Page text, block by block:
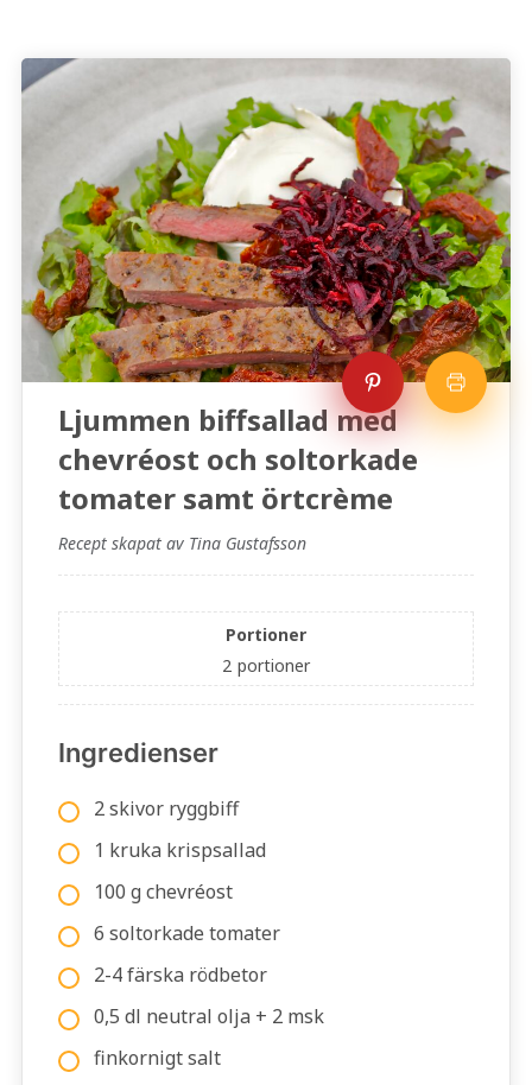
Ljummen biffsallad med
chevréost och soltorkade
tomater samt örtcrème
Recept skapat av Tina Gustafsson
Portioner
2 portioner
Ingredienser
2 skivor ryggbiff
1 kruka krispsallad
100 g chevréost
6 soltorkade tomater
2-4 färska rödbetor
0,5 dl neutral olja + 2 msk
finkornigt salt